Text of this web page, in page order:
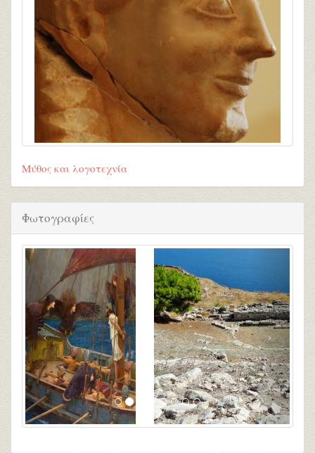
Μύθος και λογοτεχνία
Φωτογραφίες